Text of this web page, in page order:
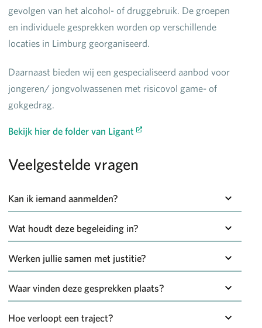
gevolgen van het alcohol- of druggebruik. De groepen
en individuele gesprekken worden op verschillende
locaties in Limburg georganiseerd.
Daarnaast bieden wij een gespecialiseerd aanbod voor
jongeren/ jongvolwassenen met risicovol game- of
gokgedrag.
Bekijk hier de folder van Ligant
Veelgestelde vragen
Kan ik iemand aanmelden?
Iedereen kan aanmelden: de jongere zelf, de ouders, zij
die dicht bij de jongere staan, maar ook professionals:
CLB, huisartsen, politie, enz. zowel telefonisch (011/42
49 78) als via e-mail (verslavingconnect@ligant.be).
Wat houdt deze begeleiding in?
Via uitwisseling en discussie met leeftijdsgenoten
komen tot nadenken en bewustwording van
middelengebruik en/of gamegedrag (kan ook
individueel). Jongeren worden geïnformeerd over
druggerelateerde thema’s zoals effecten en risico’s van
Werken jullie samen met justitie?
Er wordt samengewerkt met justitie wanneer justitie de
aanmelder is. Uiteraard houden wij rekening met het
basisprincipe van het beroepsgeheim.
Waar vinden deze gesprekken plaats?
De groepen en individuele gesprekken worden op
Hoe verloopt een traject?